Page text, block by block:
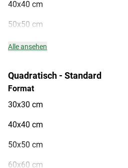
40x40 cm
50x50 cm
Alle ansehen
Quadratisch - Standard
Format
30x30 cm
40x40 cm
50x50 cm
60x60 cm